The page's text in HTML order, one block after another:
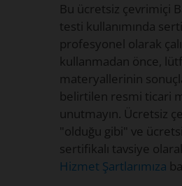
Bu ücretsiz çevrimiçi
testi kullanımında
profesyonel olarak
kullanmadan önce,
materyallerinin
belirtilen resmi ticari
unutmayın. Ücretsiz
"olduğu gibi" ve
sertifikalı tavsiye
Hizmet Şartlarımıza